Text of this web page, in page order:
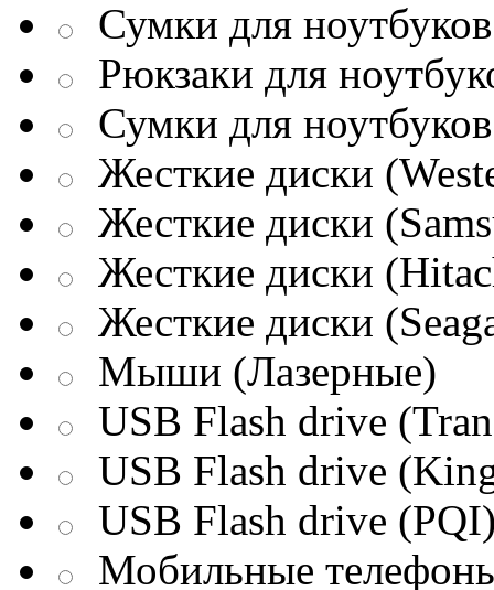
Сумки для
Рюкзаки для
Сумки для
Жесткие диски
Жесткие диски
Жесткие диски
Жесткие диски
Мыши (Лазерные)
USB Flash drive
USB Flash drive
USB Flash drive
Мобильные